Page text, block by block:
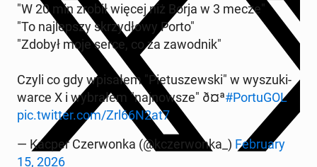
"W 20 min zrobił więcej niż Borja w 3 mecze"
"To naj­lep­szy skrzy­dło­wy Porto"
"Zdobył moje serce, co za za­wod­nik"
Czyli co gdy wpi­sa­łem "Pie­tu­szew­ski" w wy­szu­ki­
war­ce X i wy­bra­łem "naj­now­sze" ð¤ª#Por­tu­GOL
pic.twitter.com/Zrl66N2at7
— Kacper Czer­won­ka (@kczer­won­ka_) Fe­bru­ary
15, 2026